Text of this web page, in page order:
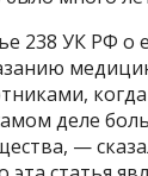
238 УК РФ о
деле
—